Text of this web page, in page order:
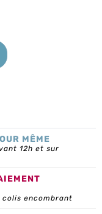
MÊME
12h et sur
encombrant